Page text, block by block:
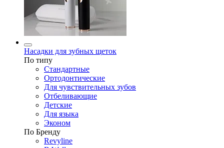
Насадки для зубных щеток
По типу
Стандартные
Ортодонтические
Для чувствительных зубов
Отбеливающие
Детские
Для языка
Эконом
По Бренду
Revyline